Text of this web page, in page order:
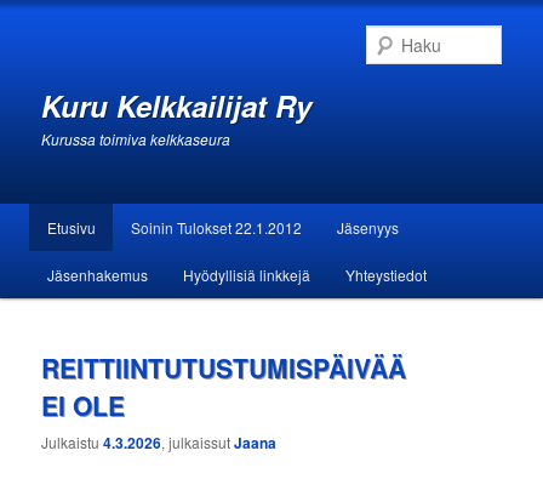
Kuru Kelkkailijat Ry
Kurussa toimiva kelkkaseura
Siirry sisältöön
Siirry toissijaiseen sisältöön
Etusivu Soinin Tulokset 22.1.2012 Jäsenyys
Jäsenhakemus Hyödyllisiä linkkejä Yhteystiedot
REITTIINTUTUSTUMISPÄIVÄÄ
EI OLE
Julkaistu4.3.2026, julkaissutJaana